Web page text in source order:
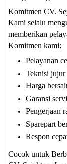
Komitmen CV.
Kami selalu
memberikan
Komitmen kami:
Pelayanan
Teknisi jujur
Harga
Garansi
Pengerjaan
Sparepart
Respon
Cocok untuk